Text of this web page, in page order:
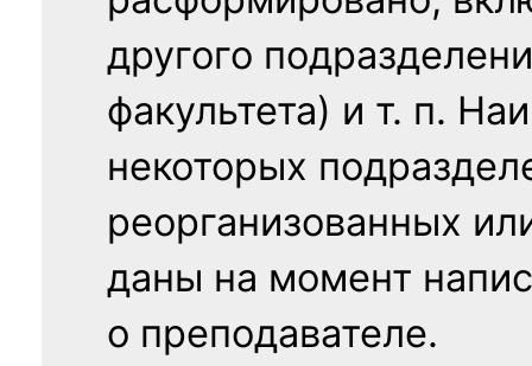
другого
факультета) и т. п.
некоторых
реорганизованных
даны на момент
о преподавателе.